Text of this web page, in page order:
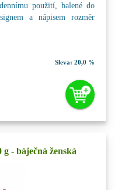
použití, balené do
a nápisem rozměr
Sleva: 20,0 %
- báječná ženská